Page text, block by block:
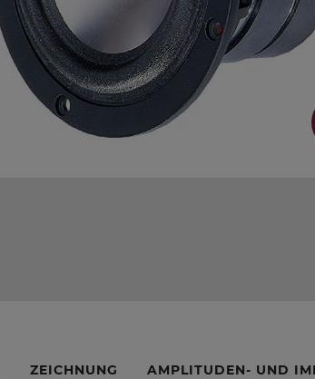
ZEICHNUNG AMPLITUDEN- UND